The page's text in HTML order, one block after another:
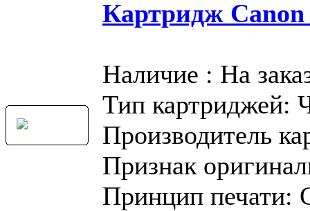
Картридж Canon
Наличие : На
Тип картриджей:
Производитель
Признак
Принцип печати: